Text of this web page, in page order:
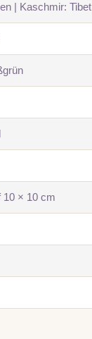
| Kaschmir: Tibet
10 × 10 cm